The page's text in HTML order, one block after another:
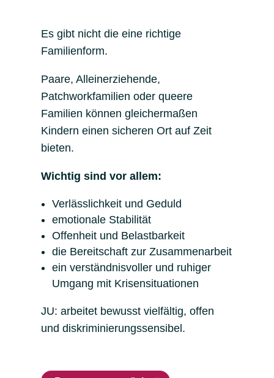
Es gibt nicht die eine richtige
Familienform.
Paare, Alleinerziehende,
Patchworkfamilien oder queere
Familien können gleichermaßen
Kindern einen sicheren Ort auf Zeit
bieten.
Wichtig sind vor allem:
Verlässlichkeit und Geduld
emotionale Stabilität
Offenheit und Belastbarkeit
die Bereitschaft zur Zusammenarbeit
ein verständnisvoller und ruhiger
Umgang mit Krisensituationen
JU: arbeitet bewusst vielfältig, offen
und diskriminierungssensibel.